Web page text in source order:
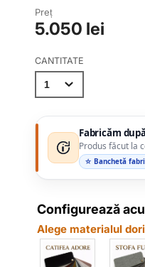
Preț
5.050 lei
CANTITATE
Fabricăm
Produs făcut la
☆ Banchetă
Configurează
Alege materialul